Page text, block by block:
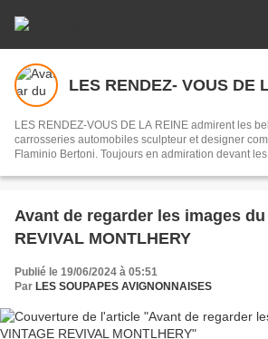
LES RENDEZ- VOUS DE
LES RENDEZ-VOUS DE LA REINE admirent les
carrosseries automobiles sculpteur et designer
Flaminio Bertoni. Toujours en admiration devant
souvenirs des courses du Mans ou de la Can - Am.
Avant de regarder les images du 7ème VINTAGE
REVIVAL MONTLHERY
Publié le 19/06/2024 à 05:51
Par LES SOUPAPES AVIGNONNAISES